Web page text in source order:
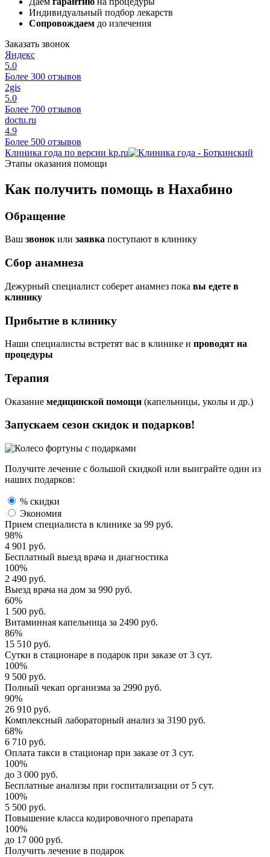
Индивидуальный подбор лекарств
Сопровождаем до излечения
Заказать звонок
Яндекс
5.0
Более 300 отзывов
2gis
5.0
Более 700 отзывов
doctu.ru
4.9
Более 500 отзывов
Клиника года по версии kp.ru
Этапы оказания помощи
Как получить помощь в Нахабино
Обращение
Ваш звонокили заявка поступают в клинику
Сбор анамнеза
Дежурный специалист соберет анамнез пока вы едете в
клинику
Прибытие в клинику
Наши специалисты встретят вас в клинике и проводят на
процедуры
Терапия
Оказание медицинской помощи (капельницы, уколы и др.)
Запускаем сезон скидок и подарков!
Получите лечение с большой скидкой или выиграйте один из
наших подарков:
% скидки
Экономия
Прием специалиста в клинике за 99 руб.
98%
4 901 руб.
Бесплатный выезд врача и диагностика
100%
2 490 руб.
Выезд врача на дом за 990 руб.
60%
1 500 руб.
Витаминная капельница за 2490 руб.
86%
15 510 руб.
Сутки в стационаре в подарок при заказе от 3 сут.
100%
9 500 руб.
Полный чекап организма за 2990 руб.
90%
26 910 руб.
Комплексный лабораторный анализ за 3190 руб.
68%
6 710 руб.
Оплата такси в стационар при заказе от 3 сут.
100%
до 3 000 руб.
Бесплатные анализы при госпитализации от 5 сут.
100%
5 500 руб.
Повышение класса кодировочного препарата
100%
до 17 000 руб.
Получить лечение в подарок